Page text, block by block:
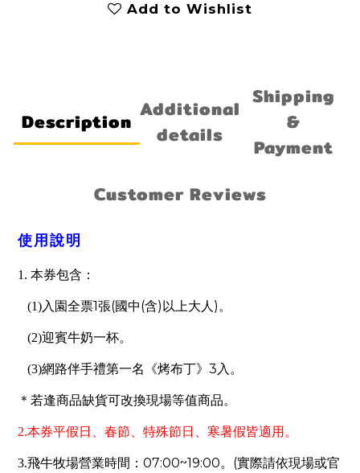
Add to Wishlist
Description Additional
details
Shipping
&
Payment
Customer Reviews
使用說明
1. 本券包含：
(1)入園全票1張(國中(含) 以上大人 ) 。
(2)迎賓牛奶一杯。
(3)網路伴手禮第一名《烤布丁》 3 入。
＊若逢商品缺貨可改換現場等值商品。
2.本券平假日、春節、特殊節日、寒暑假皆適用。
3.飛牛牧場營業時間： 07:00~19:00。 (實際請依現場或官